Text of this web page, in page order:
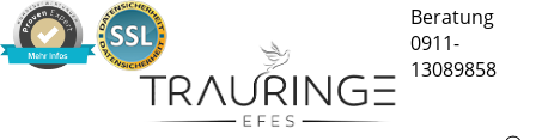
Beratung
0911-
13089858